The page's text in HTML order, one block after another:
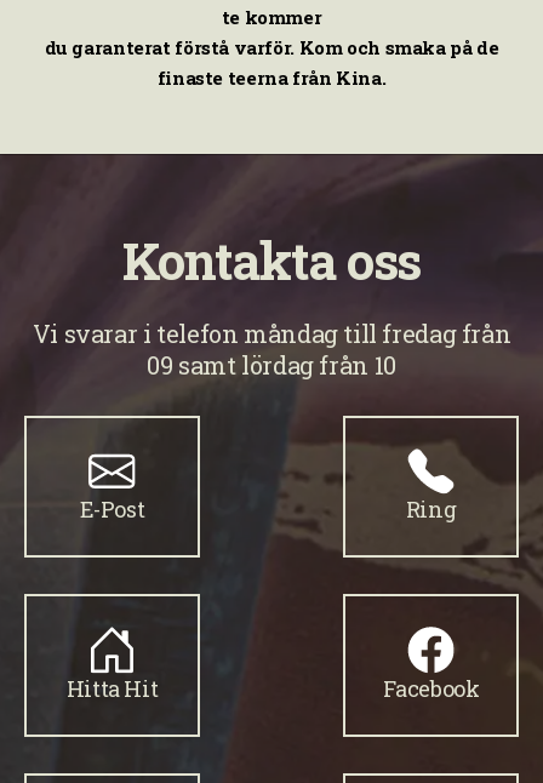
te kommer
du garanterat förstå varför. Kom och smaka på de
finaste teerna från Kina.
Kontakta oss
Vi svarar i telefon måndag till fredag från
09 samt lördag från 10
E-Post Ring
Hitta Hit Facebook